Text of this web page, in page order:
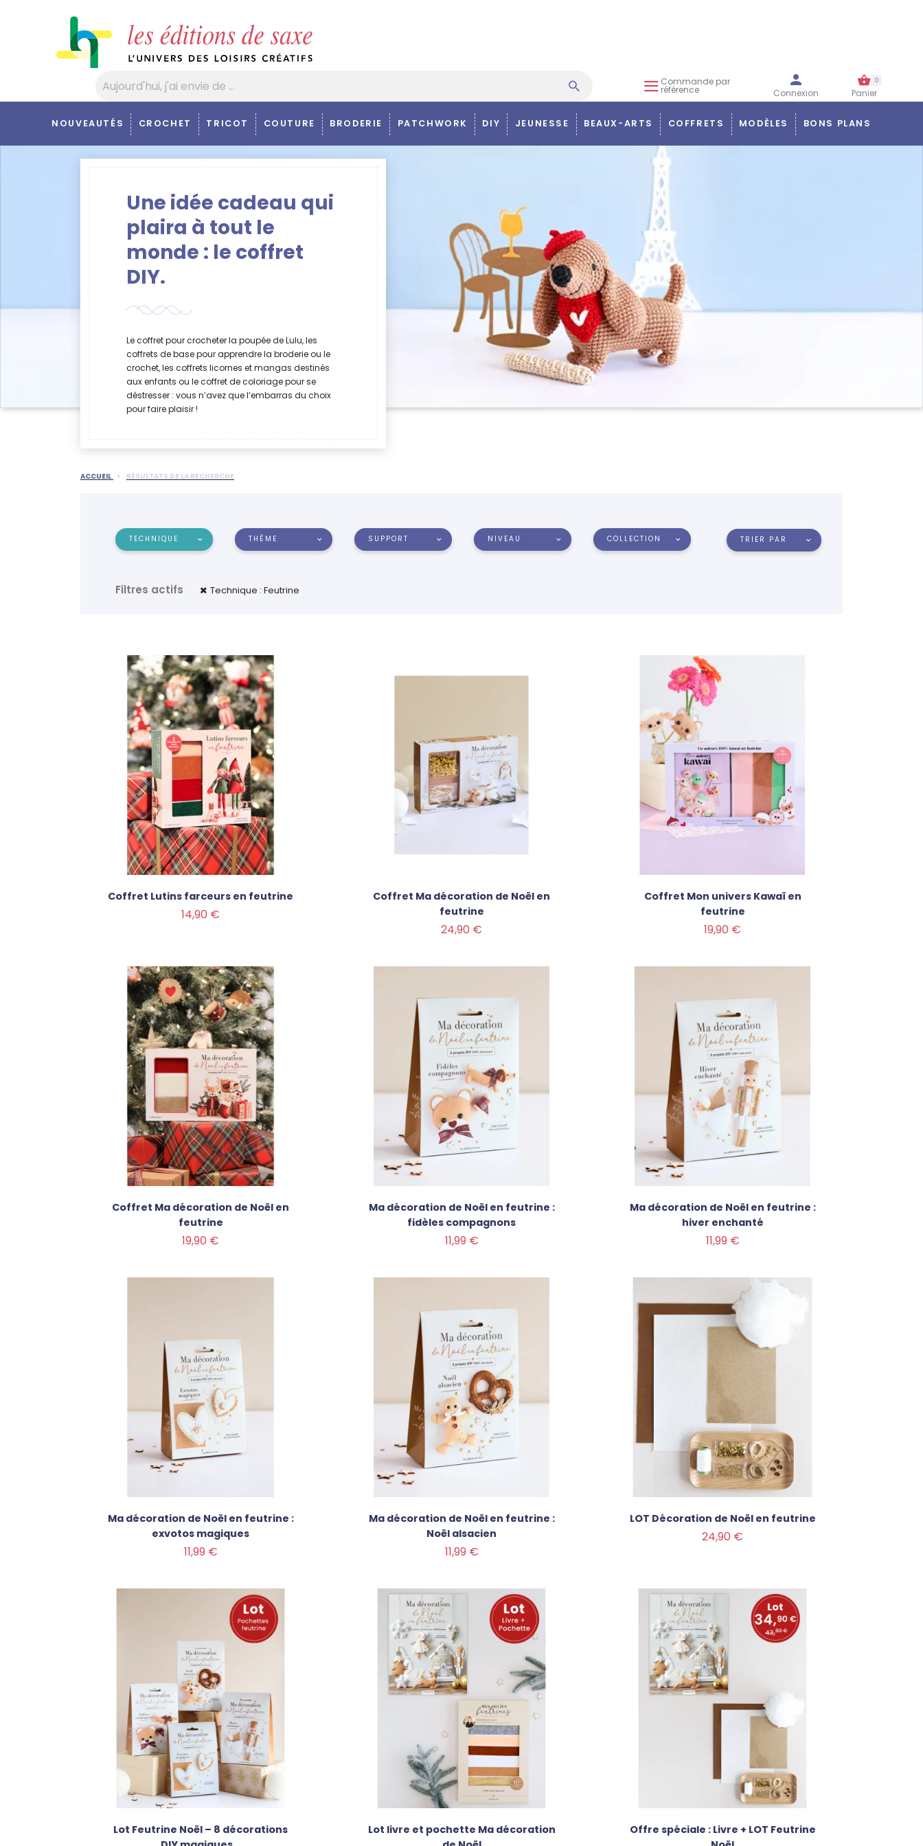
Commande par
référence Connexion Panier
0
NOUVEAUTÉS CROCHET TRICOT COUTURE BRODERIE PATCHWORK DIY JEUNESSE BEAUX-ARTS COFFRETS MODÈLES BONS PLANS
Une idée cadeau qui
plaira à tout le
monde : le coffret
DIY.
Le coffret pour crocheter la poupée de Lulu, les
coffrets de base pour apprendre la broderie ou le
crochet, les coffrets licornes et mangas destinés
aux enfants ou le coffret de coloriage pour se
déstresser : vous n’avez que l’embarras du choix
pour faire plaisir !
ACCUEIL RÉSULTATS DE LA RECHERCHE
TECHNIQUE THÈME SUPPORT NIVEAU COLLECTION
Filtres actifs Technique : Feutrine
TRIER PAR
Coffret Lutins farceurs en feutrine
14,90 €
Coffret Ma décoration de Noël en
feutrine
24,90 €
Coffret Mon univers Kawaï en
feutrine
19,90 €
Coffret Ma décoration de Noël en
feutrine
19,90 €
Ma décoration de Noël en feutrine :
fidèles compagnons
11,99 €
Ma décoration de Noël en feutrine :
hiver enchanté
11,99 €
Ma décoration de Noël en feutrine :
exvotos magiques
11,99 €
Ma décoration de Noël en feutrine :
Noël alsacien
11,99 €
LOT Décoration de Noël en feutrine
24,90 €
Lot Feutrine Noël – 8 décorations
Lot livre et pochette Ma décoration
Offre spéciale : Livre + LOT Feutrine